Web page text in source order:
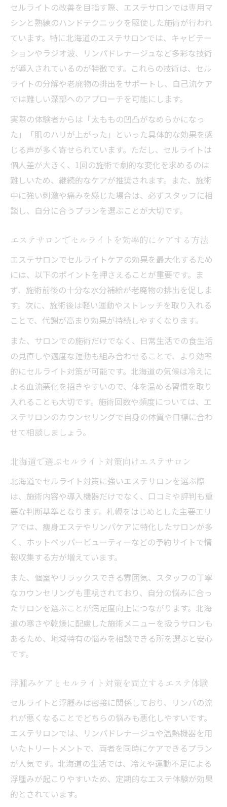
セルライトの改善を目指す際、エステサロンでは専用マ
シンと熟練のハンドテクニックを駆使した施術が行われ
ています。特に北海道のエステサロンでは、キャビテー
ションやラジオ波、リンパドレナージュなど多彩な技術
が導入されているのが特徴です。これらの技術は、セル
ライトの分解や老廃物の排出をサポートし、自己流ケア
では難しい深部へのアプローチを可能にします。
実際の体験者からは「太ももの凹凸がなめらかになっ
た」「肌のハリが上がった」といった具体的な効果を感
じる声が多く寄せられています。ただし、セルライトは
個人差が大きく、1回の施術で劇的な変化を求めるのは
難しいため、継続的なケアが推奨されます。また、施術
中に強い刺激や痛みを感じた場合は、必ずスタッフに相
談し、自分に合うプランを選ぶことが大切です。
エステサロンでセルライトを効率的にケアする方法
エステサロンでセルライトケアの効果を最大化するため
には、以下のポイントを押さえることが重要です。ま
ず、施術前後の十分な水分補給が老廃物の排出を促しま
す。次に、施術後は軽い運動やストレッチを取り入れる
ことで、代謝が高まり効果が持続しやすくなります。
また、サロンでの施術だけでなく、日常生活での食生活
の見直しや適度な運動も組み合わせることで、より効率
的にセルライト対策が可能です。北海道の気候は冷えに
よる血流悪化を招きやすいので、体を温める習慣を取り
入れることも大切です。施術回数や頻度については、エ
ステサロンのカウンセリングで自身の体質や目標に合わ
せて相談しましょう。
北海道で選ぶセルライト対策向けエステサロン
北海道でセルライト対策に強いエステサロンを選ぶ際
は、施術内容や導入機器だけでなく、口コミや評判も重
要な判断基準となります。札幌をはじめとした主要エリ
アでは、痩身エステやリンパケアに特化したサロンが多
く、ホットペッパービューティーなどの予約サイトで情
報収集する方が増えています。
また、個室やリラックスできる雰囲気、スタッフの丁寧
なカウンセリングも重視されており、自分の悩みに合っ
たサロンを選ぶことが満足度向上につながります。北海
道の寒さや乾燥に配慮した施術メニューを扱うサロンも
あるため、地域特有の悩みを相談できる所を選ぶと安心
です。
浮腫みケアとセルライト対策を両立するエステ体験
セルライトと浮腫みは密接に関係しており、リンパの流
れが悪くなることでどちらの悩みも悪化しやすいです。
エステサロンでは、リンパドレナージュや温熱機器を用
いたトリートメントで、両者を同時にケアできるプラン
が人気です。北海道の生活では、冷えや運動不足による
浮腫みが起こりやすいため、定期的なエステ体験が効果
的とされています。